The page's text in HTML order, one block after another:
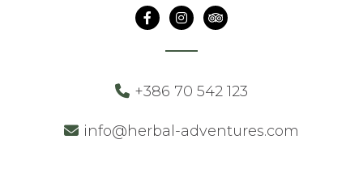
+386 70 542 123
info@herbal-adventures.com